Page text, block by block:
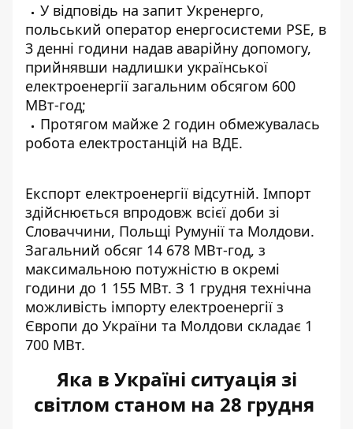
У відповідь на запит Укренерго,
польський оператор енергосистеми PSE, в
3 денні години надав аварійну допомогу,
прийнявши надлишки української
електроенергії загальним обсягом 600
МВт-год;
Протягом майже 2 годин обмежувалась
робота електростанцій на ВДЕ.
Експорт електроенергії відсутній. Імпорт
здійснюється впродовж всієї доби зі
Словаччини, Польщі Румунії та Молдови.
Загальний обсяг 14 678 МВт-год, з
максимальною потужністю в окремі
години до 1 155 МВт. З 1 грудня технічна
можливість імпорту електроенергії з
Європи до України та Молдови складає 1
700 МВт.
Яка в Україні ситуація зі
світлом станом на 28 грудня